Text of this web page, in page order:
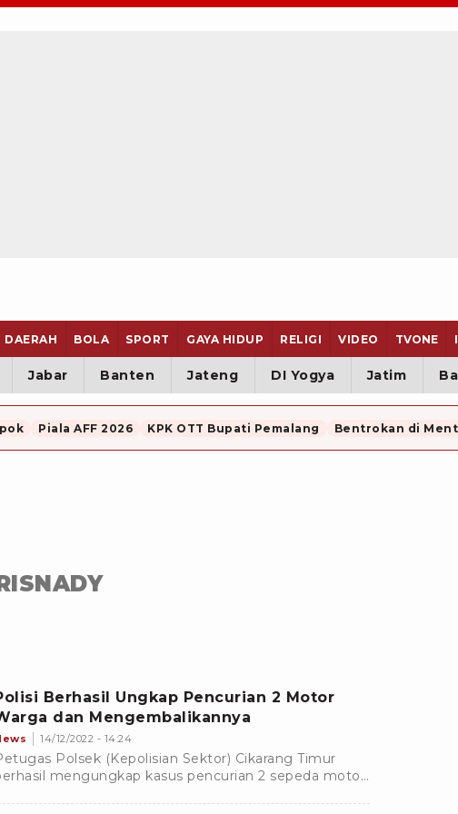
DAERAH BOLA SPORT GAYA HIDUP RELIGI VIDEO TVONE
Jabar Banten Jateng DI Yogya Jatim
Piala AFF 2026 KPK OTT Bupati Pemalang Bentrokan di
Berhasil Ungkap Pencurian 2 Motor
dan Mengembalikannya
14/12/2022 - 14:24
Polsek (Kepolisian Sektor) Cikarang Timur
mengungkap kasus pencurian 2 sepeda motor